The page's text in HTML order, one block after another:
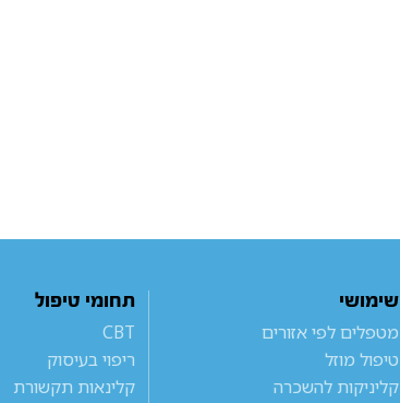
שימושי
מטפלים לפי אזורים
טיפול מוזל
קליניקות להשכרה
תחומי טיפול
CBT
ריפוי בעיסוק
קלינאות תקשורת